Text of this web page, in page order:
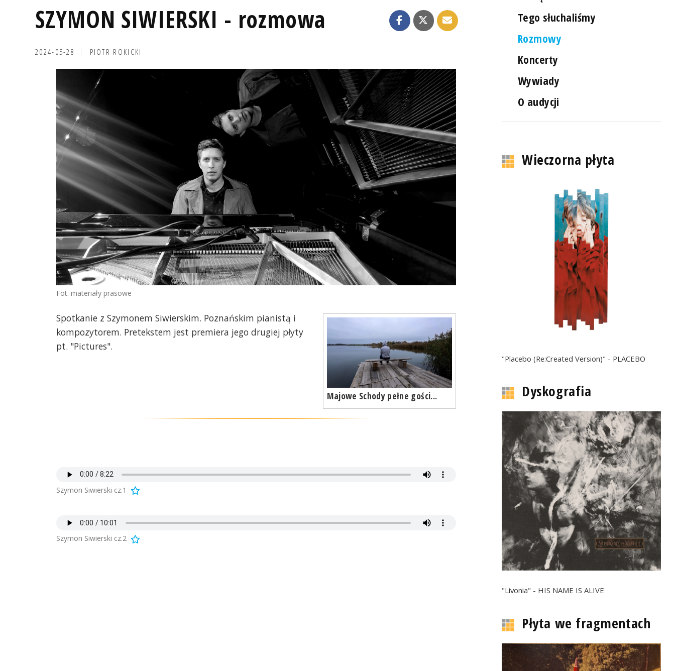
SZYMON SIWIERSKI - rozmowa
2024-05-28 PIOTR ROKICKI
Fot. materiały prasowe
Majowe Schody pełne gości...
Spotkanie z Szymonem Siwierskim. Poznańskim pianistą i
kompozytorem. Pretekstem jest premiera jego drugiej płyty
pt. "Pictures".
Szymon Siwierski cz.1
Szymon Siwierski cz.2
Tego słuchaliśmy
Rozmowy
Koncerty
Wywiady
O audycji
Wieczorna płyta
"Placebo (Re:Created Version)" - PLACEBO
Dyskografia
"Livonia" - HIS NAME IS ALIVE
Płyta we fragmentach